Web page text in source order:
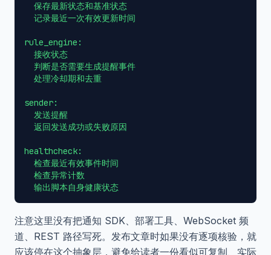
  保存最新状态和基准状态
  记录最近一次有效更新时间
rule_engine:
  接收状态
  判断是否需要生成提醒事件
  处理冷却期和去重
sender:
  发送提醒
  返回发送成功或失败原因
healthcheck:
  检查最近有效事件时间
  检查异常计数
注意这里没有把通知 SDK、部署工具、WebSocket 频
道、REST 路径写死。发布文章时如果没有逐项核验，就
应该停在这个抽象层，避免给读者一份看似可复制、实际